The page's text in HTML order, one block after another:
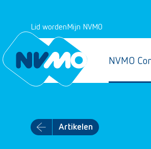
Lid wordenMijn NVMO
NVMO
Artikelen